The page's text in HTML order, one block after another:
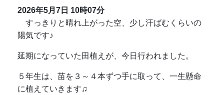
2026年5月7日 10時07分
すっきりと晴れ上がった空、少し汗ばむくらいの
陽気です♪
延期になっていた田植えが、今日行われました。
５年生は、苗を３～４本ずつ手に取って、一生懸命
に植えていきます♫